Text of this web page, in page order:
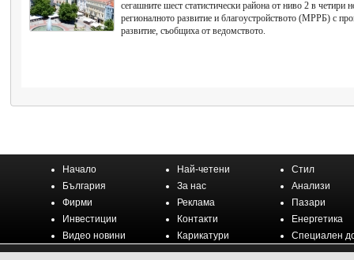
сегашните шест статистически района от ниво 2 в четири
регионалното развитие и благоустройството (МРРБ) с
развитие, съобщиха от ведомството.
Начало Най-четени
Стил
България
За нас
Анализи
Фирми
Реклама
Пазари
Инвестиции
Контакти
Енергетика
Видео новини
Карикатури Специален